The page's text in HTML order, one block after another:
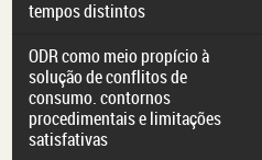
tempos distintos
ODR como meio propício à
solução de conflitos de
consumo. contornos
procedimentais e limitações
satisfativas